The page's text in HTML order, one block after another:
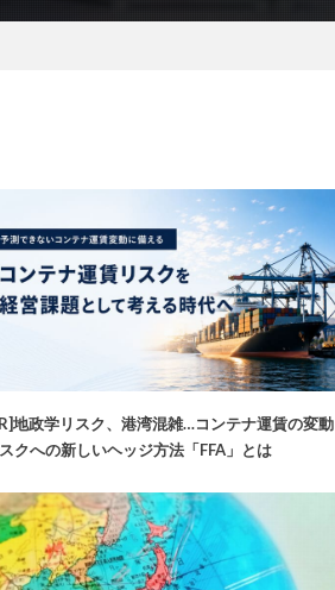
地政学リスク、港湾混雑…コンテナ運賃の変動
クへの新しいヘッジ方法「FFA」とは